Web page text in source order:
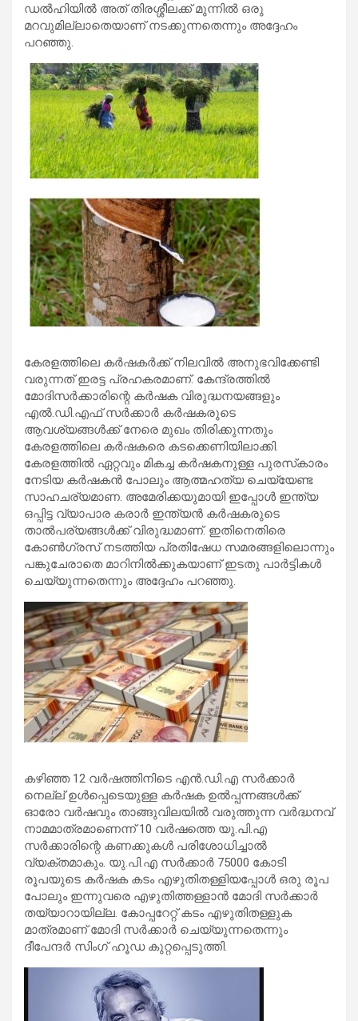
ഡല്‍ഹിയില്‍ അത് തിരശ്ശീലക്ക് മുന്നില്‍ ഒരു
മറവുമില്ലാതെയാണ് നടക്കുന്നതെന്നും അദ്ദേഹം
പറഞ്ഞു.
കേരളത്തിലെ കര്‍ഷകര്‍ക്ക് നിലവില്‍ അനുഭവിക്കേണ്ടി
വരുന്നത് ഇരട്ട പ്രഹകരമാണ്. കേന്ദ്രത്തില്‍
മോദിസര്‍ക്കാരിന്റെ കര്‍ഷക വിരുദ്ധനയങ്ങളും
എല്‍.ഡി.എഫ് സര്‍ക്കാര്‍ കര്‍ഷകരുടെ
ആവശ്യങ്ങള്‍ക്ക് നേരെ മുഖം തിരിക്കുന്നതും
കേരളത്തിലെ കര്‍ഷകരെ കടക്കെണിയിലാക്കി.
കേരളത്തില്‍ ഏറ്റവും മികച്ച കര്‍ഷകനുള്ള പുരസ്‌കാരം
നേടിയ കര്‍ഷകന്‍ പോലും ആത്മഹത്യ ചെയ്യേണ്ട
സാഹചര്യമാണ. അമേരിക്കയുമായി ഇപ്പോള്‍ ഇന്ത്യ
ഒപ്പിട്ട വ്യാപാര കരാര്‍ ഇന്ത്യന്‍ കര്‍ഷകരുടെ
താല്‍പര്യങ്ങള്‍ക്ക് വിരുദ്ധമാണ്. ഇതിനെതിരെ
കോണ്‍ഗ്രസ് നടത്തിയ പ്രതിഷേധ സമരങ്ങളിലൊന്നും
പങ്കുചേരാതെ മാറിനില്‍ക്കുകയാണ് ഇടതു പാര്‍ട്ടികള്‍
ചെയ്യുന്നതെന്നും അദ്ദേഹം പറഞ്ഞു.
കഴിഞ്ഞ 12 വര്‍ഷത്തിനിടെ എന്‍.ഡി.എ സര്‍ക്കാര്‍
നെല്ല് ഉള്‍പ്പെടെയുള്ള കര്‍ഷക ഉല്‍പ്പന്നങ്ങള്‍ക്ക്
ഓരോ വര്‍ഷവും താങ്ങുവിലയില്‍ വരുത്തുന്ന വര്‍ദ്ധനവ്
നാമമാത്രമാണെന്ന് 10 വര്‍ഷത്തെ യു.പി.എ
സര്‍ക്കാരിന്റെ കണക്കുകള്‍ പരിശോധിച്ചാല്‍
വ്യക്തമാകും. യു.പി.എ സര്‍ക്കാര്‍ 75000 കോടി
രൂപയുടെ കര്‍ഷക കടം എഴുതിതള്ളിയപ്പോള്‍ ഒരു രൂപ
പോലും ഇന്നുവരെ എഴുതിത്തള്ളാന്‍ മോദി സര്‍ക്കാര്‍
തയ്യാറായില്ല. കോപ്പറേറ്റ് കടം എഴുതിതള്ളുക
മാത്രമാണ് മോദി സര്‍ക്കാര്‍ ചെയ്യുന്നതെന്നും
ദീപേന്ദര്‍ സിംഗ് ഹൂഡ കുറ്റപ്പെടുത്തി.